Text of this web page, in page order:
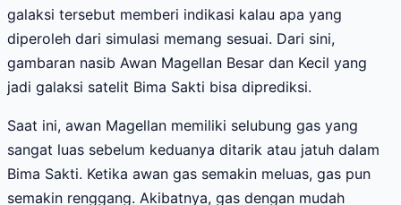
galaksi tersebut memberi indikasi kalau apa yang
diperoleh dari simulasi memang sesuai. Dari sini,
gambaran nasib Awan Magellan Besar dan Kecil yang
jadi galaksi satelit Bima Sakti bisa diprediksi.
Saat ini, awan Magellan memiliki selubung gas yang
sangat luas sebelum keduanya ditarik atau jatuh dalam
Bima Sakti. Ketika awan gas semakin meluas, gas pun
semakin renggang. Akibatnya, gas dengan mudah